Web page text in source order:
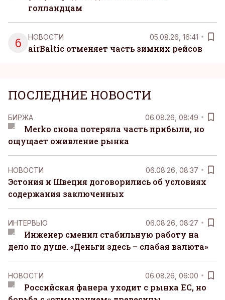
голландцам
6 НОВОСТИ 05.08.26, 16:41
airBaltic отменяет часть зимних рейсов
ПОСЛЕДНИЕ НОВОСТИ
БИРЖА 06.08.26, 08:49
Merko снова потеряла часть прибыли, но
ощущает оживление рынка
НОВОСТИ 06.08.26, 08:37
Эстония и Швеция договорились об условиях
содержания заключенных
ИНТЕРВЬЮ 06.08.26, 08:27
Инженер сменил стабильную работу на
дело по душе. «Деньги здесь – слабая валюта»
НОВОСТИ 06.08.26, 06:00
Российская фанера уходит с рынка ЕС, но